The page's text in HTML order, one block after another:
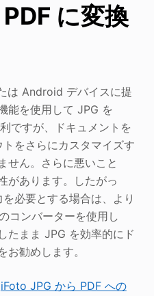
に変換
は Android デバイスに提
能を使用して JPG を
ですが、ドキュメントを
をさらにカスタマイズす
せん。さらに悪いこと
があります。したがっ
必要とする場合は、より
コンバーターを使用し
たまま JPG を効率的にド
お勧めします。
iFoto JPG から PDF への